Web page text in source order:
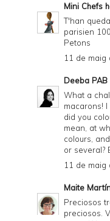
Mini Chefs
T'han
parisien
Petons
11 de maig
Deeba PAB
What a
macarons!
did you
mean, at
colours,
or several?
11 de maig
Maite
Preciosos
preciosos.